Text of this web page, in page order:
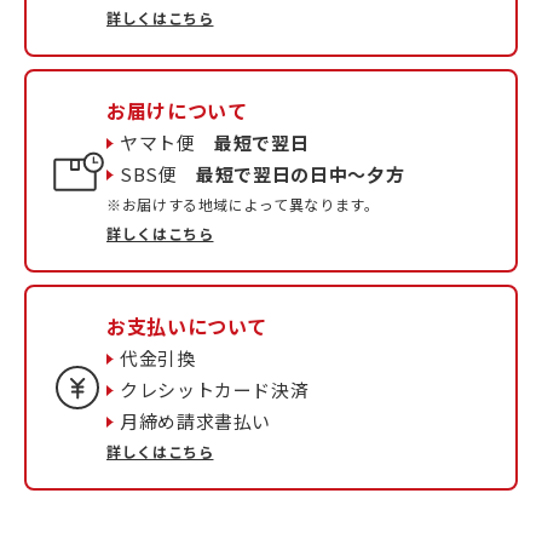
詳しくはこちら
お届けについて
ヤマト便最短で翌日
SBS便最短で翌日の日中〜夕方
※お届けする地域によって異なります。
詳しくはこちら
お支払いについて
代金引換
クレシットカード決済
月締め請求書払い
詳しくはこちら